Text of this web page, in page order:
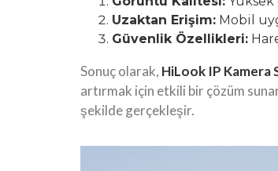
Uzaktan Erişim: Mobil
Güvenlik Özellikleri:
Sonuç olarak, HiLook IP Kamera
artırmak için etkili bir çözüm
şekilde gerçekleşir.